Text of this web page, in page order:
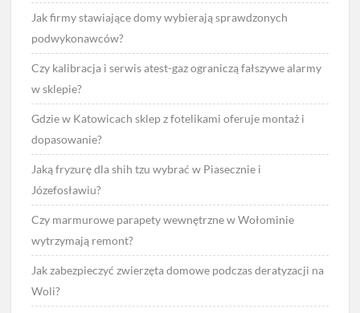
Jak firmy stawiające domy wybierają sprawdzonych
podwykonawców?
Czy kalibracja i serwis atest-gaz ograniczą fałszywe alarmy
w sklepie?
Gdzie w Katowicach sklep z fotelikami oferuje montaż i
dopasowanie?
Jaką fryzurę dla shih tzu wybrać w Piasecznie i
Józefosławiu?
Czy marmurowe parapety wewnętrzne w Wołominie
wytrzymają remont?
Jak zabezpieczyć zwierzęta domowe podczas deratyzacji na
Woli?